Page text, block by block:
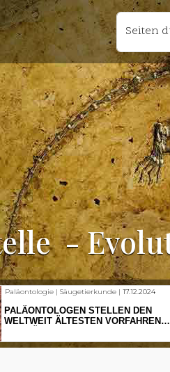
Seiten
-
Fischkunde | Klimawandel |18.11.2024
KLIMAWANDEL SETZT
HERINGSLARVEN UNTER STRESS